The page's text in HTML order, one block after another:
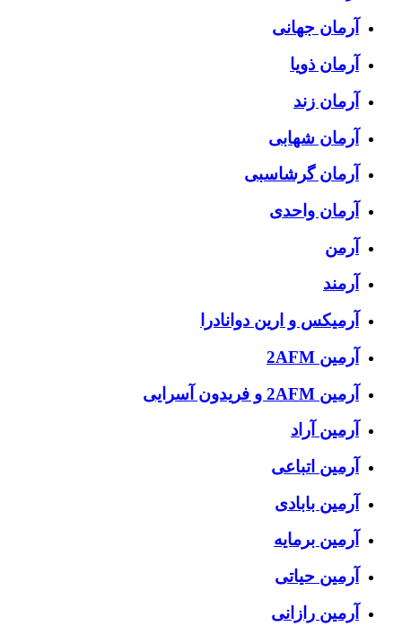
آرمان جهانی
آرمان ذویا
آرمان زند
آرمان شهابی
آرمان گرشاسبی
آرمان واحدی
آرمن
آرمند
آرمیکس و ارین دوانادرا
آرمین 2AFM
آرمین 2AFM و فریدون آسرایی
آرمین آراد
آرمین اتباعی
آرمین بابادی
آرمین برمایه
آرمین حیاتی
آرمین رازانی